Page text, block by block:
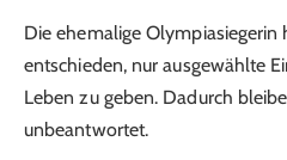
Die ehemalige Olympiasiegerin
entschieden, nur ausgewählte
Leben zu geben. Dadurch
unbeantwortet.